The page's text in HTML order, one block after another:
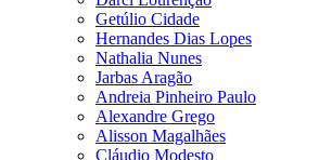
Getúlio Cidade
Hernandes Dias Lopes
Nathalia Nunes
Jarbas Aragão
Andreia Pinheiro Paulo
Alexandre Grego
Alisson Magalhães
Cláudio Modesto